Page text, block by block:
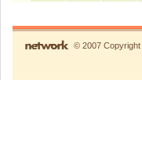
© 2007 Copyright